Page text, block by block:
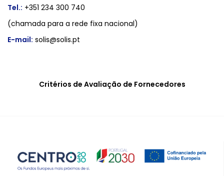
Tel.: +351 234 300 740
(chamada para a rede fixa nacional)
E-mail: solis@solis.pt
Critérios de Avaliação de Fornecedores